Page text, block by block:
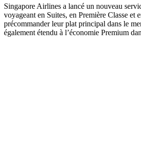
Singapore Airlines a lancé un nouveau
voyageant en Suites, en Première Classe et
précommander leur plat principal dans le
également étendu à l’économie Premium